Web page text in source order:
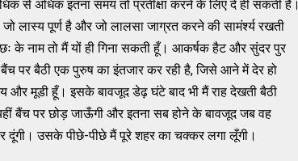
से अधिक इतना समय तो प्रतीक्षा करने के लिए दे ही सकती है।
लास्य पूर्ण है और जो लालसा जाग्रत करने की सामंर्श्य रखती
के नाम तो मैं यों ही गिना सकती हूँ। आकर्षक हैट और सुंदर पुर
पर बैठी एक पुरुष का इंतजार कर रही है, जिसे आने में देर हो
मूडी हूँ। इसके बावजूद डेढ़ घंटे बाद भी मैं राह देखती बैठी
बैंच पर छोड़ जाऊँगी और इतना सब होने के बावजूद जब वह
दूंगी। उसके पीछे-पीछे मैं पूरे शहर का चक्कर लगा लूँगी।